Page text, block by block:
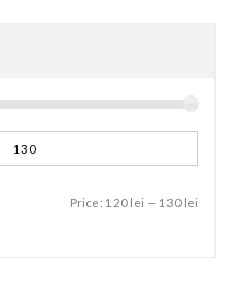
Price: 120 lei — 130 lei